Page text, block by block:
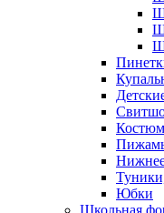
Юбки
Школьная